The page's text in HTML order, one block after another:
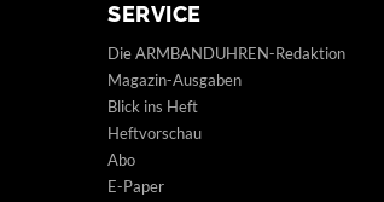
SERVICE
Die ARMBANDUHREN-Redaktion
Magazin-Ausgaben
Blick ins Heft
Heftvorschau
Abo
E-Paper